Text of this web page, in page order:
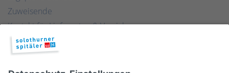
Zuweisende
Kontakt für Lieferanten & Versicherungen
Zentralwäscherei
HEBSORG
Spital Club